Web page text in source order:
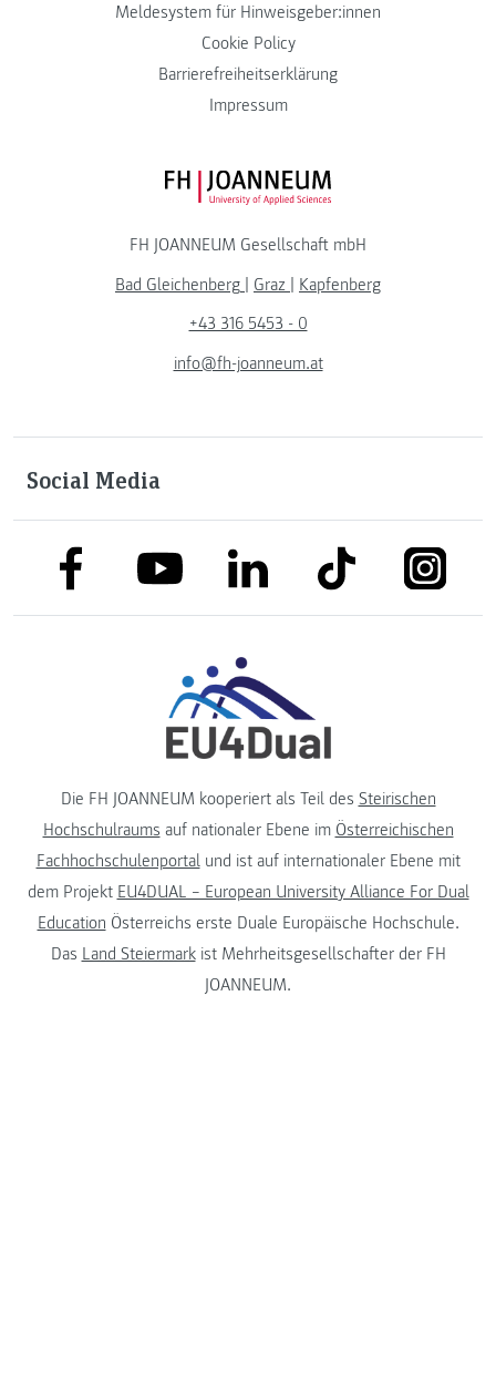
Meldesystem für Hinweisgeber:innen
Cookie Policy
Barrierefreiheitserklärung
Impressum
FH JOANNEUM Logo
FH JOANNEUM Gesellschaft mbH
Bad Gleichenberg | Graz | Kapfenberg
+43 316 5453 - 0
info@fh-joanneum.at
Social Media
link to facebooklink to youtubelink to linkedinlink to tiktok link to
Die FH JOANNEUM kooperiert als Teil des Steirischen
Hochschulraums auf nationaler Ebene im Österreichischen
Fachhochschulenportalund ist auf internationaler Ebene mit
dem Projekt EU4DUAL – European University Alliance For Dual
Education Österreichs erste Duale Europäische Hochschule.
Das Land Steiermarkist Mehrheitsgesellschafter der FH
JOANNEUM.